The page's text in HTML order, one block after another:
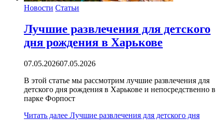
Новости Статьи
Лучшие развлечения для детского
дня рождения в Харькове
07.05.202607.05.2026
В этой статье мы рассмотрим лучшие развлечения для
детского дня рождения в Харькове и непосредственно в
парке Форпост
Читать далее Лучшие развлечения для детского дня